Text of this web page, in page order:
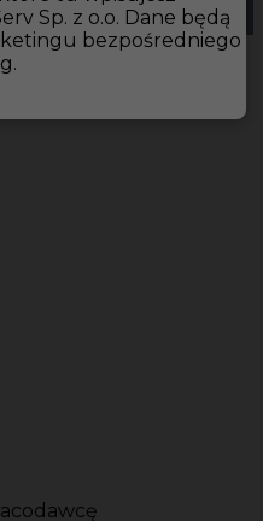
Bastad
Sp. z o.o. Dane będą
bezpośredniego